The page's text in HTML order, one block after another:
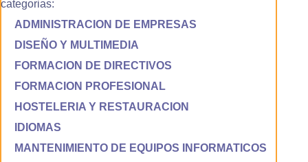
categorias:
ADMINISTRACION DE EMPRESAS
DISEÑO Y MULTIMEDIA
FORMACION DE DIRECTIVOS
FORMACION PROFESIONAL
HOSTELERIA Y RESTAURACION
IDIOMAS
MANTENIMIENTO DE EQUIPOS INFORMATICOS